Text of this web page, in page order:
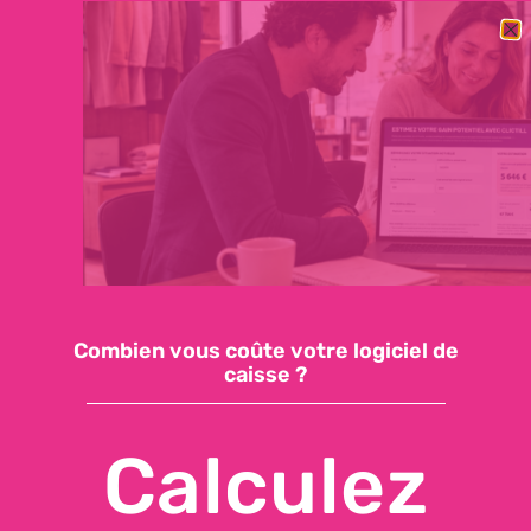
BESOIN DE CHANGER RAPIDEMENT DE LOGICIEL DE CAISSE ?
DÉCOUVREZ NOTRE OFFRE ESSENTIELLE : 59€/MOIS, SUPPORT
INCLUS, INSTALLATION EN QUELQUES JOURS
Demandez une démo
Accéder à ma caisse
Combien vous coûte votre logiciel de
caisse ?
Calculez